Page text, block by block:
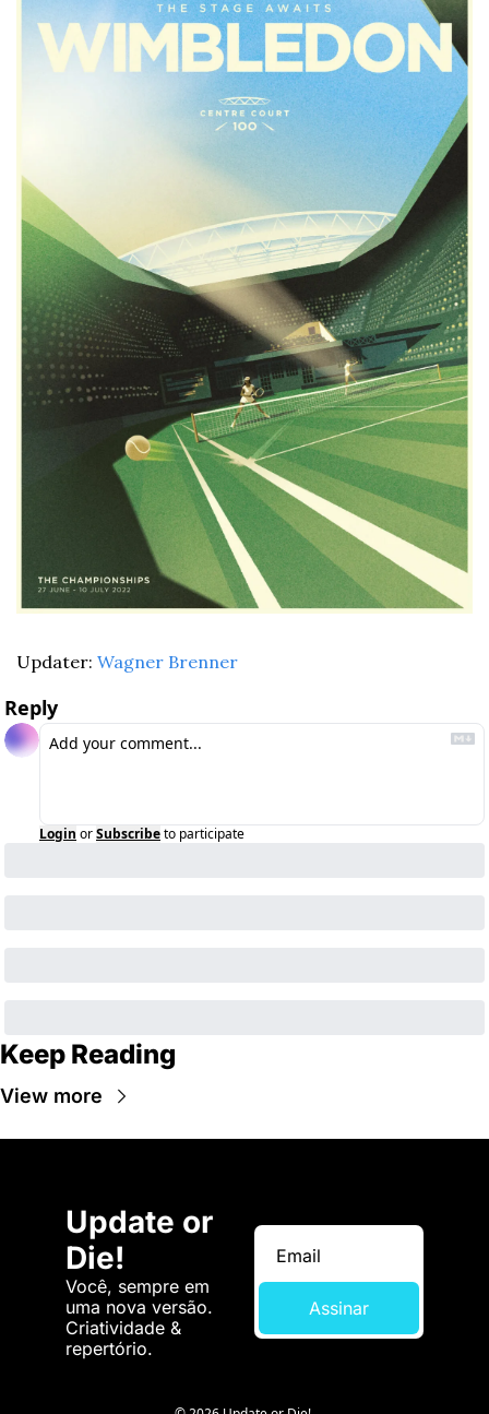
Updater: Wagner Brenner
Reply
Login orSubscribeto participate
Keep Reading
View more
Update or
Die!
Você, sempre em
uma nova versão.
Criatividade &
repertório.
Assinar